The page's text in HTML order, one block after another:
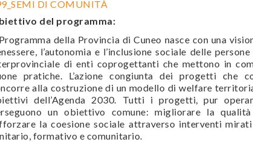
DI COMUNITÀ
del programma:
della Provincia di Cuneo nasce con una
l’autonomia e l’inclusione sociale delle
di enti coprogettanti che mettono in
pratiche. L’azione congiunta dei progetti che
alla costruzione di un modello di welfare
dell’Agenda 2030. Tutti i progetti, pur
un obiettivo comune: migliorare la
la coesione sociale attraverso interventi
formativo e comunitario.